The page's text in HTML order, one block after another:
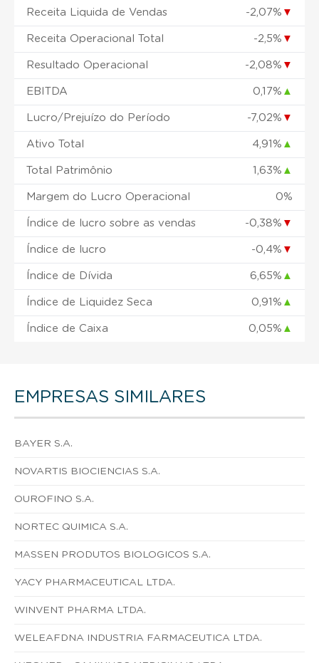
Receita Liquida de Vendas -2,07% ▼
Receita Operacional Total -2,5% ▼
Resultado Operacional -2,08% ▼
EBITDA 0,17% ▲
Lucro/Prejuízo do Período -7,02% ▼
Ativo Total 4,91% ▲
Total Patrimônio 1,63% ▲
Margem do Lucro Operacional 0%
Índice de lucro sobre as vendas -0,38% ▼
Índice de lucro -0,4% ▼
Índice de Dívida 6,65% ▲
Índice de Liquidez Seca 0,91% ▲
Índice de Caixa 0,05% ▲
EMPRESAS SIMILARES
BAYER S.A.
NOVARTIS BIOCIENCIAS S.A.
OUROFINO S.A.
NORTEC QUIMICA S.A.
MASSEN PRODUTOS BIOLOGICOS S.A.
YACY PHARMACEUTICAL LTDA.
WINVENT PHARMA LTDA.
WELEAFDNA INDUSTRIA FARMACEUTICA LTDA.